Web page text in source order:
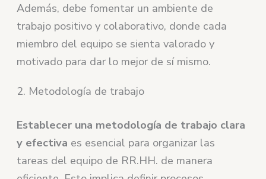
Además, debe fomentar un ambiente de
trabajo positivo y colaborativo, donde cada
miembro del equipo se sienta valorado y
motivado para dar lo mejor de sí mismo.
2. Metodología de trabajo
Establecer una metodología de trabajo clara
y efectiva es esencial para organizar las
tareas del equipo de RR.HH. de manera